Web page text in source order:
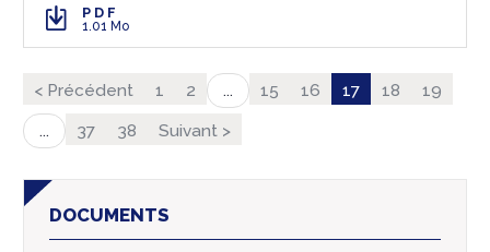
PDF
1.01 Mo
< Précédent 1 2 ... 15 16 17 18 19
... 37 38 Suivant >
DOCUMENTS